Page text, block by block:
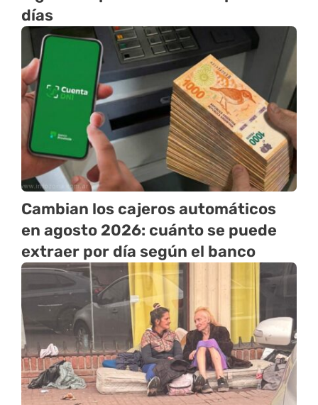
días
Cambian los cajeros automáticos
en agosto 2026: cuánto se puede
extraer por día según el banco